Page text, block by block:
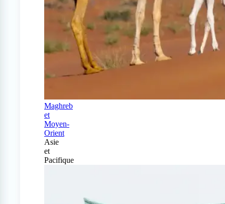
Maghreb
et
Moyen-
Orient
Asie
et
Pacifique